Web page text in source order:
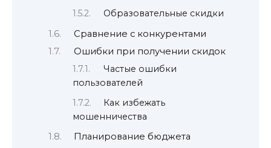
Образовательные скидки
Сравнение с конкурентами
Ошибки при получении скидок
Частые ошибки
пользователей
Как избежать
мошенничества
Планирование бюджета